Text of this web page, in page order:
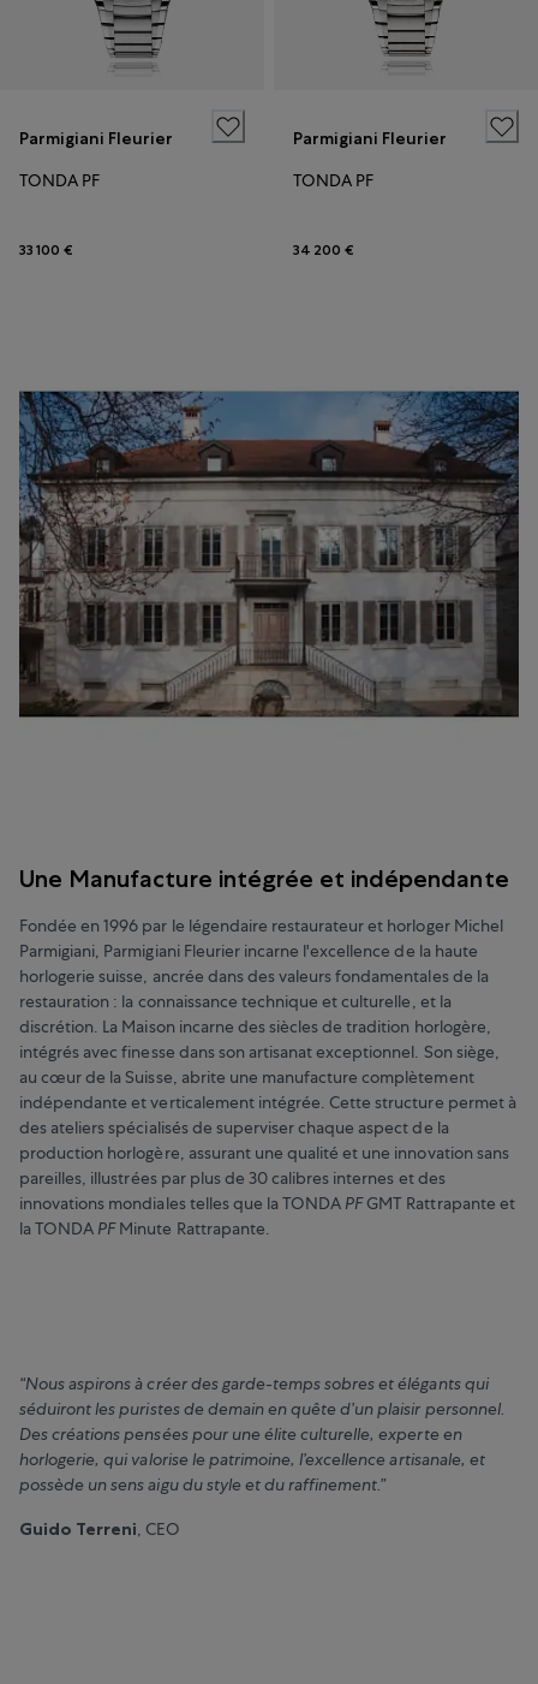
Parmigiani Fleurier
TONDA PF
33 100 €
Parmigiani Fleurier
TONDA PF
34 200 €
Une Manufacture intégrée et indépendante
Fondée en 1996 par le légendaire restaurateur et horloger Michel
Parmigiani, Parmigiani Fleurier incarne l'excellence de la haute
horlogerie suisse, ancrée dans des valeurs fondamentales de la
restauration : la connaissance technique et culturelle, et la
discrétion. La Maison incarne des siècles de tradition horlogère,
intégrés avec finesse dans son artisanat exceptionnel. Son siège,
au cœur de la Suisse, abrite une manufacture complètement
indépendante et verticalement intégrée. Cette structure permet à
des ateliers spécialisés de superviser chaque aspect de la
production horlogère, assurant une qualité et une innovation sans
pareilles, illustrées par plus de 30 calibres internes et des
innovations mondiales telles que la TONDA PFGMT Rattrapante et
la TONDA PFMinute Rattrapante.
“Nous aspirons à créer des garde-temps sobres et élégants qui
séduiront les puristes de demain en quête d’un plaisir personnel.
Des créations pensées pour une élite culturelle, experte en
horlogerie, qui valorise le patrimoine, l’excellence artisanale, et
possède un sens aigu du style et du raffinement.”
Guido Terreni, CEO